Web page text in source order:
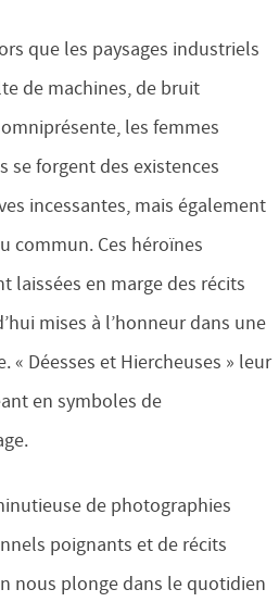
que les paysages industriels
de machines, de bruit
les femmes
se forgent des existences
incessantes, mais également
commun. Ces héroïnes
laissées en marge des récits
mises à l’honneur dans une
Déesses et Hiercheuses » leur
en symboles de
de photographies
poignants et de récits
nous plonge dans le quotidien